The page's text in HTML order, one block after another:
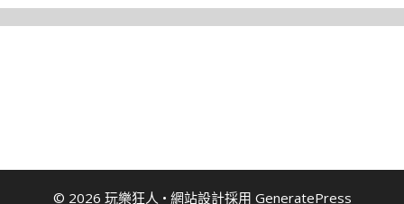
© 2026 玩樂狂人 • 網站設計採用 GeneratePress